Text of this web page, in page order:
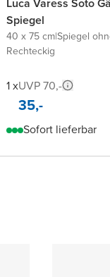
Luca Varess Soto
Spiegel
40 x 75 cm|Spiegel
Rechteckig
1 xUVP 70,-
35,-
Sofort lieferbar